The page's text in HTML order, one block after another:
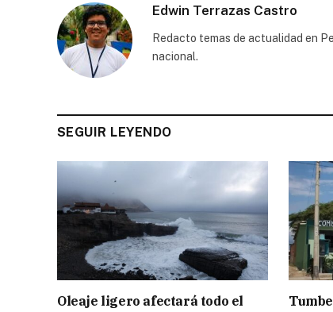
Edwin Terrazas Castro
Redacto temas de actualidad en
nacional.
SEGUIR LEYENDO
Oleaje ligero afectará todo el